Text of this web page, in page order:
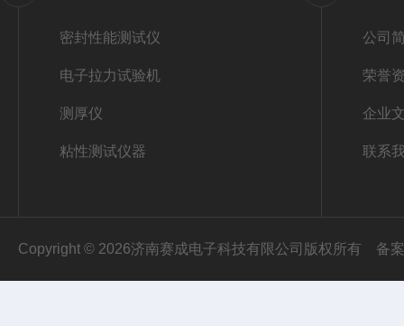
密封性能测试仪
电子拉力试验机
测厚仪
粘性测试仪器
公司
荣誉
企业
联系
Copyright © 2026济南赛成电子科技有限公司版权所有 备